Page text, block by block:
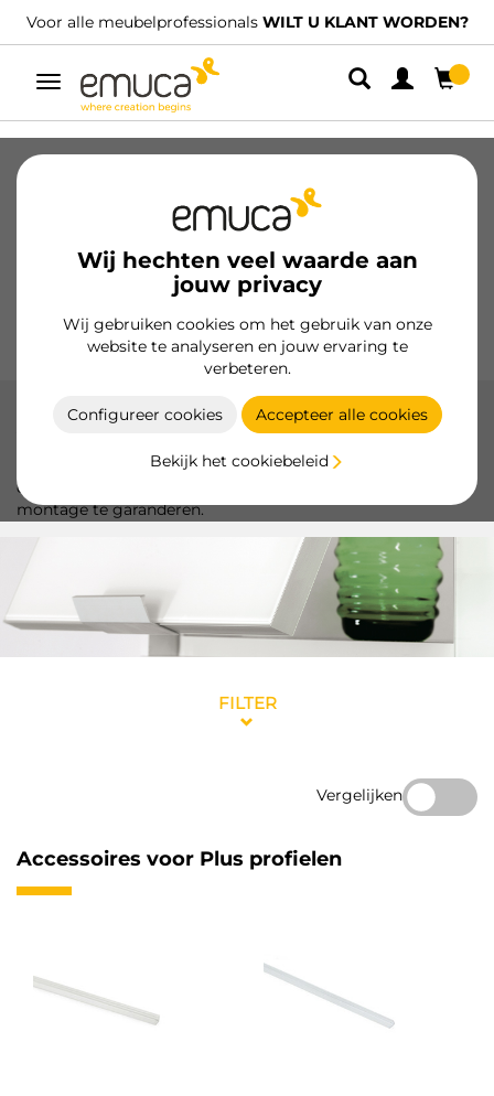
Voor alle meubelprofessionals WILT U KLANT WORDEN?
Umschaltbare
Navigation
Wij hechten veel waarde aan
jouw privacy
Wij gebruiken cookies om het gebruik van onze
website te analyseren en jouw ervaring te
verbeteren.
Configureer cookies Accepteer alle cookies
Bekijk het cookiebeleid
Geleiders voor laden
Glijders Keuken
Handgrepen
Presentatiemeubels
Accessoires voor Plus profielen
Vul uw Plus-profielen aan met de accessoires van Emuca,
die zijn ontworpen om een perfecte en functionele
montage te garanderen.
FILTER
Vergelijken
Accessoires voor Plus profielen